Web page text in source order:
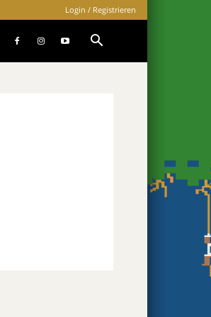
Login / Registrieren